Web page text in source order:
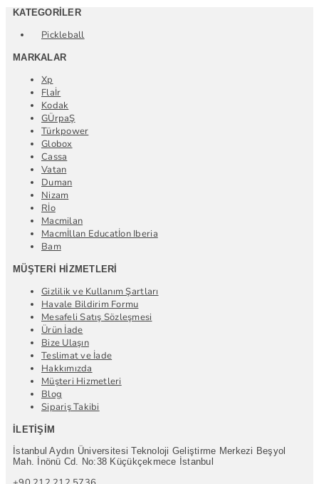
KATEGORILER
Pickleball
MARKALAR
Xp
Flaİr
Kodak
GÜrpaŞ
Türkpower
Globox
Cassa
Vatan
Duman
Nizam
Rİo
Macmilan
Macmİllan Educatİon Iberia
Bam
MÜŞTERI HIZMETLERI
Gizlilik ve Kullanım Şartları
Havale Bildirim Formu
Mesafeli Satış Sözleşmesi
Ürün İade
Bize Ulaşın
Teslimat ve İade
Hakkımızda
Müşteri Hizmetleri
Blog
Sipariş Takibi
İLETIŞIM
İstanbul Aydın Üniversitesi Teknoloji Geliştirme Merkezi Beşyol
Mah. İnönü Cd. No:38 Küçükçekmece İstanbul